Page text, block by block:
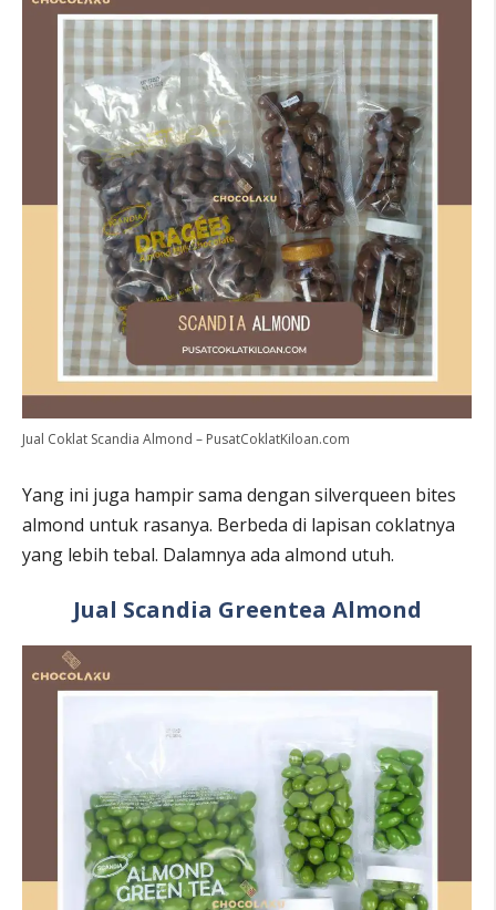
Jual Coklat Scandia Almond – PusatCoklatKiloan.com
Yang ini juga hampir sama dengan silverqueen bites
almond untuk rasanya. Berbeda di lapisan coklatnya
yang lebih tebal. Dalamnya ada almond utuh.
Jual Scandia Greentea Almond